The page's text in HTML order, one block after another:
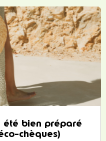
été bien préparé
chèques)